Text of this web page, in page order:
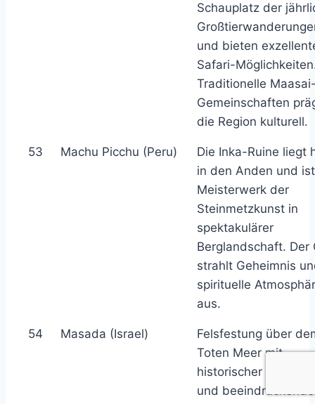
Schauplatz der
und bieten
Safari-
Traditionelle
Gemeinschaften
die Region kulturell.
53 Machu Picchu (Peru)
Die Inka-Ruine liegt
in den Anden und
Meisterwerk der
Steinmetzkunst in
spektakulärer
Berglandschaft. Der
strahlt Geheimnis
spirituelle
aus.
54 Masada (Israel)
Felsfestung über
Toten Meer mit
historischer
und